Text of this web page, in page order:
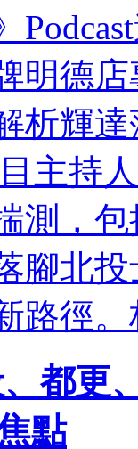
明德
析輝
主持
測，
腳北
路徑。
都更
點